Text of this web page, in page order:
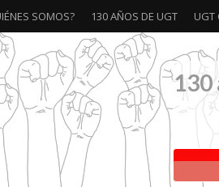
SOMOS? 130 AÑOS DE UGT UGT
130